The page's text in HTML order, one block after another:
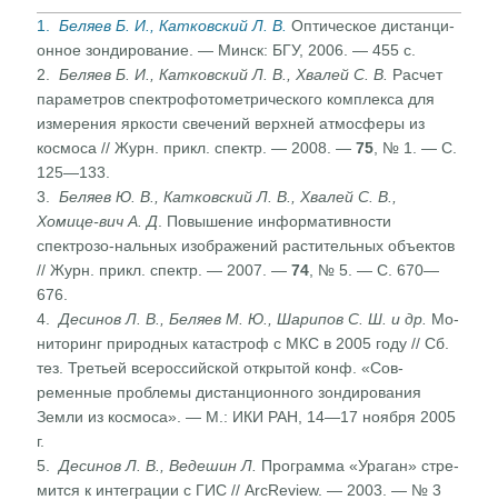
1.Беляев Б. И., Катковский Л. В. Оптическое дистанци­
онное зондирование. — Минск: БГУ, 2006. — 455 с.
2.Беляев Б. И., Катковский Л. В., Хвалей С. В. Расчет
па­раметров спектрофотометрического комплекса для
измерения яркости свечений верхней атмосферы из
космоса // Журн. прикл. спектр. — 2008. —75 , № 1. — С.
125—133.
3.Беляев Ю. В., Катковский Л. В., Хвалей C. В.,
Хомице-вич А. Д . Повышение информативности
спектрозо-нальных изображений растительных объектов
// Журн. прикл. спектр. — 2007. —74 , № 5. — С. 670—
676.
4.Десинов Л. В., Беляев М. Ю., Шарипов С. Ш. и др. Мо­
ниторинг природных катастроф с МКС в 2005 году // Сб.
тез. Третьей всероссийской открытой конф. «Сов­
ременные проблемы дистанционного зондирования
Земли из космоса». — М.: ИКИ РАН, 14—17 ноября 2005
г.
5.Десинов Л. В., Ведешин Л. Программа «Ураган» стре­
мится к интеграции с ГИС // ArcReview. — 2003. — № 3